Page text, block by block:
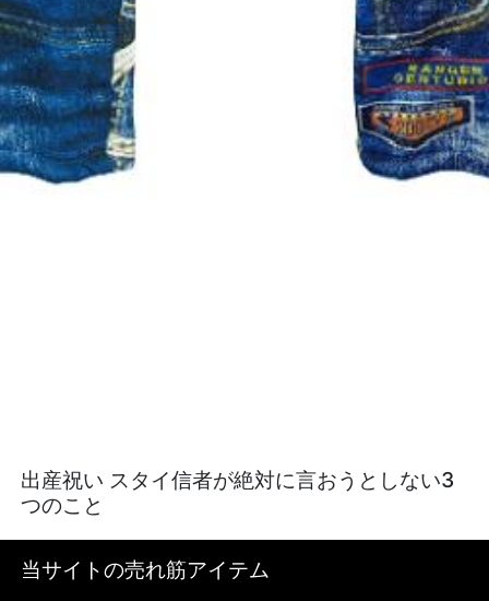
出産祝い スタイ信者が絶対に言おうとしない3
つのこと
当サイトの売れ筋アイテム